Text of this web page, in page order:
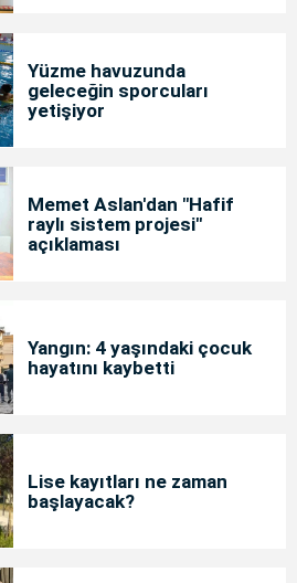
Yüzme havuzunda
geleceğin sporcuları
yetişiyor
Memet Aslan'dan "Hafif
raylı sistem projesi"
açıklaması
Yangın: 4 yaşındaki çocuk
hayatını kaybetti
Lise kayıtları ne zaman
başlayacak?